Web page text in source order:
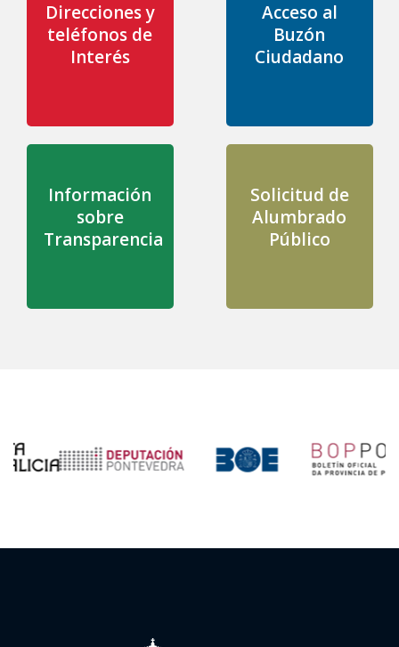
Direcciones y
teléfonos de
Interés
Acceso al
Buzón
Ciudadano
Información
sobre
Transparencia
Solicitud de
Alumbrado
Público